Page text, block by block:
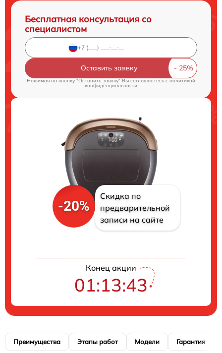
Бесплатная консультация со
специалистом
Оставить заявку
Нажимая на кнопку "Оставить заявку" Вы соглашаетесь cполитикой
конфиденциальности
-20%
Скидка по
предварительной
записи на сайте
Конец акции
01:13:43
Преимущества Этапы работ Модели Гарантия